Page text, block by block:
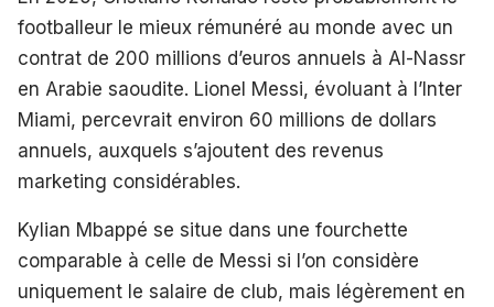
footballeur le mieux rémunéré au monde avec un
contrat de 200 millions d’euros annuels à Al-Nassr
en Arabie saoudite. Lionel Messi, évoluant à l’Inter
Miami, percevrait environ 60 millions de dollars
annuels, auxquels s’ajoutent des revenus
marketing considérables.
Kylian Mbappé se situe dans une fourchette
comparable à celle de Messi si l’on considère
uniquement le salaire de club, mais légèrement en